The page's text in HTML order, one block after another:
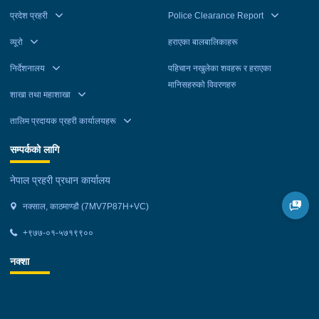
प्रदेश प्रहरी
व्यूरो
निर्देशनालय
शाखा तथा महाशाखा
तालिम प्रदायक प्रहरी कार्यालयहरू
Police Clearance Report
हराएका बालबालिकाहरू
पहिचान नखुलेका शवहरू र हराएका
मानिसहरुको विवरणहरु
सम्पर्कको लागि
नेपाल प्रहरी प्रधान कार्यालय
नक्साल, काठमाण्डौ (7MV7P87H+VC)
+९७७-०१-५७१९९००
नक्शा